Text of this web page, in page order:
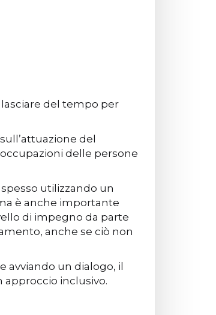
del tempo per
del
delle persone
utilizzando un
è anche importante
di impegno da parte
anche se ciò non
avviando un dialogo, il
inclusivo.